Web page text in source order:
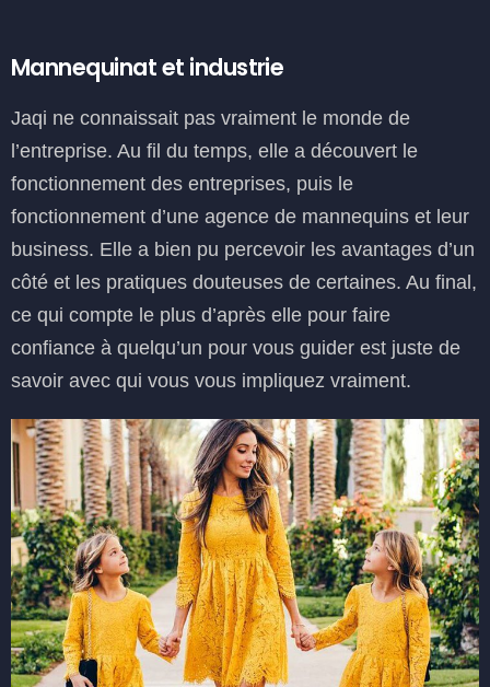
Mannequinat et industrie
Jaqi ne connaissait pas vraiment le monde de
l’entreprise. Au fil du temps, elle a découvert le
fonctionnement des entreprises, puis le
fonctionnement d’une agence de mannequins et leur
business. Elle a bien pu percevoir les avantages d’un
côté et les pratiques douteuses de certaines. Au final,
ce qui compte le plus d’après elle pour faire
confiance à quelqu’un pour vous guider est juste de
savoir avec qui vous vous impliquez vraiment.